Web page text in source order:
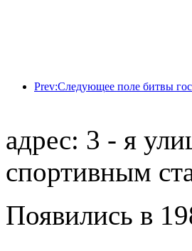
адрес: 3 - я
спортивным
Появились в